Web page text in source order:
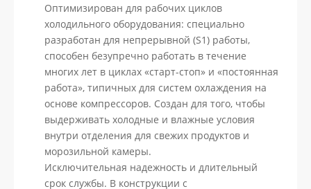
Оптимизирован для рабочих циклов
холодильного оборудования: специально
разработан для непрерывной (S1) работы,
способен безупречно работать в течение
многих лет в циклах «старт-стоп» и «постоянная
работа», типичных для систем охлаждения на
основе компрессоров. Создан для того, чтобы
выдерживать холодные и влажные условия
внутри отделения для свежих продуктов и
морозильной камеры.
Исключительная надежность и длительный
срок службы. В конструкции с